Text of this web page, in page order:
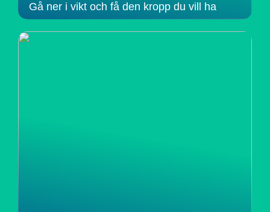
Gå ner i vikt och få den kropp du vill ha